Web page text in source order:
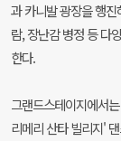
과 카니발 광장을 행
람, 장난감 병정 등 다
한다.
그랜드스테이지에서
리메리 산타 빌리지'